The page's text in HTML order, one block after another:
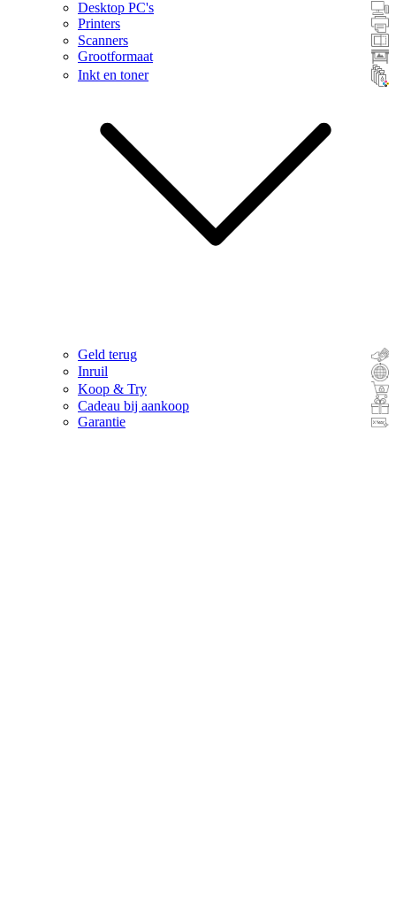
Desktop PC's
Printers
Scanners
Grootformaat
Inkt en toner
Geld terug
Inruil
Koop & Try
Cadeau bij aankoop
Garantie